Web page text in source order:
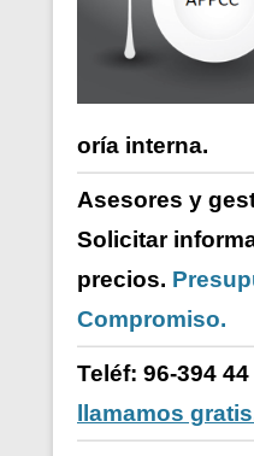
oría interna.
Asesores y
Solicitar
precios.
Compromiso.
Teléf: 96-394 44
llamamos